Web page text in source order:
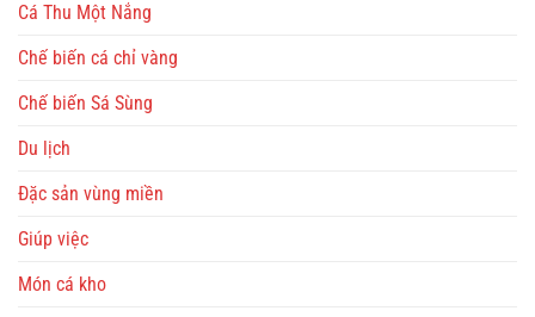
Cá Thu Một Nắng
Chế biến cá chỉ vàng
Chế biến Sá Sùng
Du lịch
Đặc sản vùng miền
Giúp việc
Món cá kho